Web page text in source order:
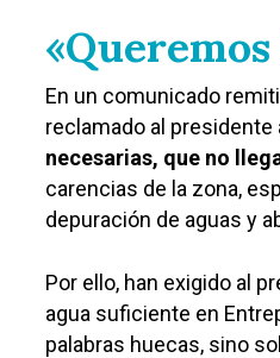
En un comunicado
reclamado al
necesarias, que no
carencias de la zona,
depuración de aguas y
Por ello, han exigido al
agua suficiente en
palabras huecas, sino